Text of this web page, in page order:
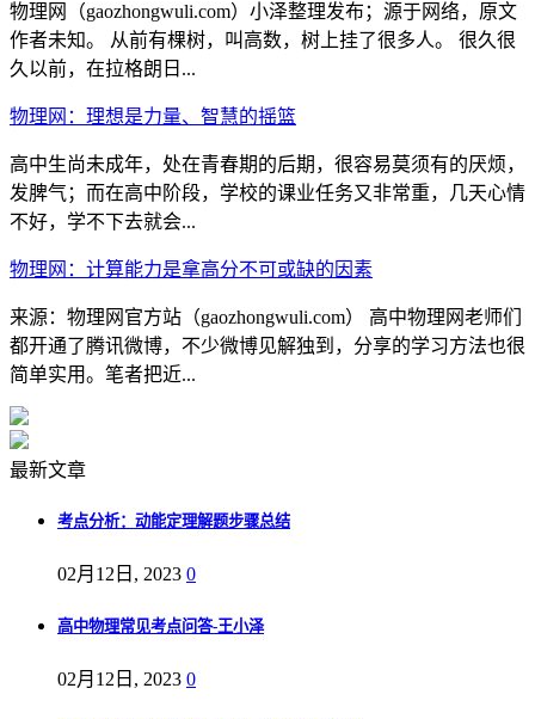
物理网（gaozhongwuli.com）小泽整理发布；源于网络，原文
作者未知。 从前有棵树，叫高数，树上挂了很多人。 很久很
久以前，在拉格朗日...
物理网：理想是力量、智慧的摇篮
高中生尚未成年，处在青春期的后期，很容易莫须有的厌烦，
发脾气；而在高中阶段，学校的课业任务又非常重，几天心情
不好，学不下去就会...
物理网：计算能力是拿高分不可或缺的因素
来源：物理网官方站（gaozhongwuli.com） 高中物理网老师们
都开通了腾讯微博，不少微博见解独到，分享的学习方法也很
简单实用。笔者把近...
最新文章
考点分析：动能定理解题步骤总结
02月12日, 2023 0
高中物理常见考点问答-王小泽
02月12日, 2023 0